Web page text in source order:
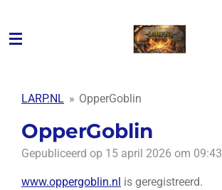
direct
naar
LARP.NL » OpperGoblin
OpperGoblin
Gepubliceerd op 15 april 2026 om 09:43
www.oppergoblin.nl is geregistreerd.